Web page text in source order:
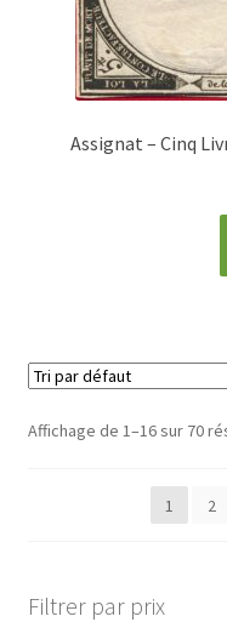
Assignat – Cinq
Affichage de 1–16 sur 70
1 2
Filtrer par prix